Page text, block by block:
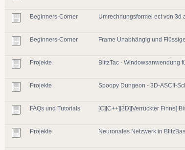
Beginners-Corner Umrechnungsformel ect von 3d
Beginners-Corner Frame Unabhängig und
Projekte BlitzTac - Windowsanwendung
Projekte Spoopy Dungeon - 3D-ASCII-
FAQs und Tutorials [C][C++][3D][Verrückter Finne]
Projekte Neuronales Netzwerk in